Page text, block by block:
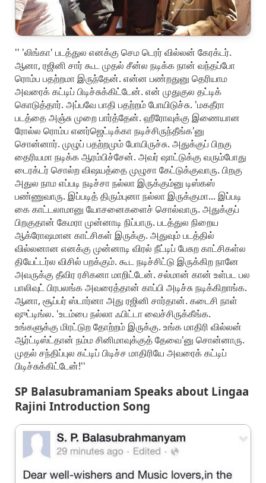
'' 'லிங்கா' படத்துல எனக்கு செம டெரர் வில்லன் கேரக்டர்.
ஆனா, ரஜினி சார் கூட முதல் சீன்ல நடிக்க நான் வந்தப்போ
ரொம்ப பதற்றமா இருந்தேன். என்ன பண்றதுனு தெரியாம
அவரைக் கட்டிப் பிடிச்சுக்கிட்டேன். என் முதுகுல தட்டிக்
கொடுத்தார். அப்பவே பாதி பதற்றம் போயிடுச்சு. 'மகதீரா
படத்தை அஞ்சு முறை பார்த்தேன். ஹீரோவுக்கு இணையான
ரோல்ல ரொம்ப எனர்ஜெட்டிக்கா நடிச்சிருந்தீங்க'னு
சொன்னார். முழுப் பதற்றமும் போயிருச்சு. அதுக்குப் பிறகு
தைரியமா நடிக்க ஆரம்பிச்சேன். அவர் ஷாட்டுக்கு வரும்போது
டைரக்டர் சொல்ற விஷயத்தை முழுசா கேட்டுக்குவாரு. பிறகு
அதுல நாம எப்படி நடிச்சா நல்லா இருக்கும்னு டிஸ்கஸ்
பண்ணுவாரு. இப்படித் திரும்புனா நல்லா இருக்குமா... இப்படி
கை காட்டலாமானு யோசனைகளைச் சொல்வாரு. அதுக்குப்
பிறகுதான் கேமரா முன்னாடி நிப்பாரு. படத்துல நிறைய
ஆக்ரோஷமான காட்சிகள் இருக்கு. அதுவும் படத்தில்
வில்லனான எனக்கு முன்னாடி விரல் நீட்டிப் பேசுற காட்சிகள்ல
தியேட்டர்ல விசில் பறக்கும். கூட நடிச்சிட்டு இருக்கிற நானே
அவருக்கு தீவிர ரசிகனா மாறிட்டேன். சல்மான் கான் உள்பட பல
பாலிவுட் பிரபலங்க அவரைத்தான் காப்பி அடிச்சு நடிக்கிறாங்க.
ஆனா, சூப்பர் ஸ்டார்னா அது ரஜினி சார்தான். கடைசி நாள்
ஷுட்டிங்ல. 'உடம்பை நல்லா ஃபிட்டா வைச்சிருக்கீங்க.
உங்களுக்கு மிரட்டுற தோற்றம் இருக்கு. உங்க மாதிரி வில்லன்
ஆர்ட்டிஸ்ட்தான் நம்ம சினிமாவுக்குத் தேவை'னு சொன்னாரு.
முதல் சந்திப்புல கட்டிப் பிடிச்ச மாதிரியே அவரைக் கட்டிப்
பிடிச்சுக்கிட்டேன்!''
SP Balasubramaniam Speaks about Lingaa
Rajini Introduction Song